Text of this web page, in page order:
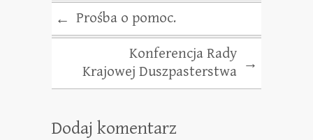
← Prośba o pomoc.
Konferencja Rady
Krajowej Duszpasterstwa →
Dodaj komentarz